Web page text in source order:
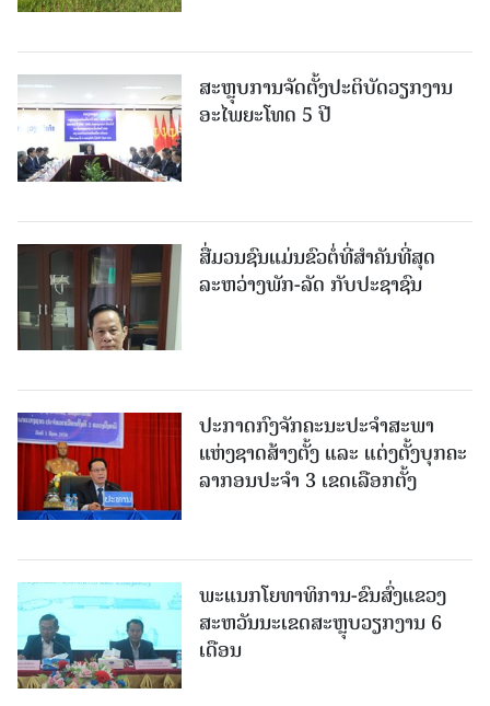
ສະຫຼຸບການຈັດຕັ້ງປະຕິບັດວຽກງານ
ອະໄພຍະໂທດ 5 ປີ
ສື່ມວນຊົນແມ່ນຂົວຕໍ່ທີ່ສໍາຄັນທີ່ສຸດ
ລະຫວ່າງພັກ-ລັດ ກັບປະຊາຊົນ
ປະກາດກົງຈັກຄະນະປະຈໍາສະພາ
ແຫ່ງຊາດສ້າງຕັ້ງ ແລະ ແຕ່ງຕັ້ງບຸກຄະ
ລາກອນປະຈໍາ 3 ເຂດເລືອກຕັ້ງ
ພະແນກໂຍທາທິການ-ຂົນສົ່ງແຂວງ
ສະຫວັນນະເຂດສະຫຼຸບວຽກງານ 6
ເດືອນ